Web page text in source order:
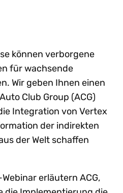
können verborgene
für wachsende
Wir geben Ihnen einen
Club Group (ACG)
Integration von Vertex
der indirekten
der Welt schaffen
erläutern ACG,